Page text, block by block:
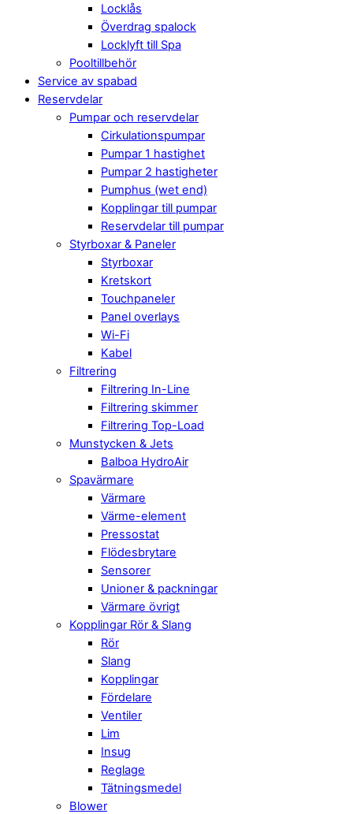
Locklås
Överdrag spalock
Locklyft till Spa
Pooltillbehör
Service av spabad
Reservdelar
Pumpar och reservdelar
Cirkulationspumpar
Pumpar 1 hastighet
Pumpar 2 hastigheter
Pumphus (wet end)
Kopplingar till pumpar
Reservdelar till pumpar
Styrboxar & Paneler
Styrboxar
Kretskort
Touchpaneler
Panel overlays
Wi-Fi
Kabel
Filtrering
Filtrering In-Line
Filtrering skimmer
Filtrering Top-Load
Munstycken & Jets
Balboa HydroAir
Spavärmare
Värmare
Värme-element
Pressostat
Flödesbrytare
Sensorer
Unioner & packningar
Värmare övrigt
Kopplingar Rör & Slang
Rör
Slang
Kopplingar
Fördelare
Ventiler
Lim
Insug
Reglage
Tätningsmedel
Blower